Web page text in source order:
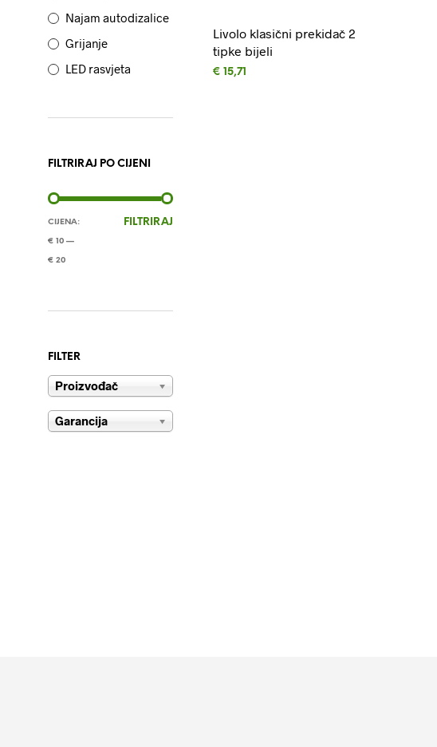
Najam autodizalice
Grijanje
LED rasvjeta
FILTRIRAJ PO CIJENI
MIN
CIJENA
MAKS
CIJENA
FILTRIRAJ
CIJENA:
€ 10 —
€ 20
FILTER
Proizvođač
Garancija
Livolo klasični prekidač 2
tipke bijeli
€ 15,71